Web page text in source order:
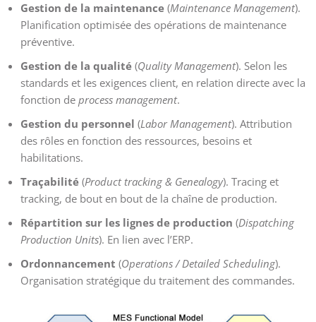
Gestion de la maintenance(Maintenance Management).
Planification optimisée des opérations de maintenance
préventive.
Gestion de la qualité(Quality Management). Selon les
standards et les exigences client, en relation directe avec la
fonction de process management.
Gestion du personnel (Labor Management). Attribution
des rôles en fonction des ressources, besoins et
habilitations.
Traçabilité(Product tracking & Genealogy). Tracing et
tracking, de bout en bout de la chaîne de production.
Répartition sur les lignes de production (Dispatching
Production Units). En lien avec l’ERP.
Ordonnancement (Operations / Detailed Scheduling).
Organisation stratégique du traitement des commandes.